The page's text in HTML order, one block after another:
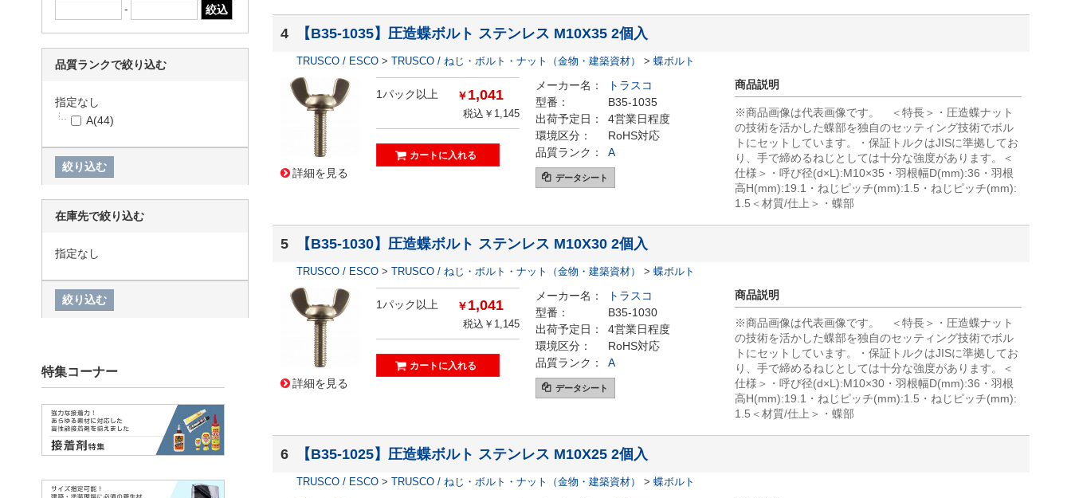
4 【B35-1035】圧造蝶ボルト ステンレス M10X35 2個入
TRUSCO / ESCO > TRUSCO / ねじ・ボルト・ナット（金物・建築資材） > 蝶ボルト
詳細を見る
1パック以上 ￥1,041
税込￥1,145
メーカー名：
トラスコ
型番：
B35-1035
出荷予定日：
4営業日程度
環境区分：
RoHS対応
品質ランク：
A
データシート
商品説明
※商品画像は代表画像です。 ＜特長＞・圧造蝶ナット
の技術を活かした蝶部を独自のセッティング技術でボル
トにセットしています。・保証トルクはJISに準拠してお
り、手で締めるねじとしては十分な強度があります。＜
仕様＞・呼び径(d×L):M10×35・羽根幅D(mm):36・羽根
高H(mm):19.1・ねじピッチ(mm):1.5・ねじピッチ(mm):
1.5＜材質/仕上＞・蝶部
5 【B35-1030】圧造蝶ボルト ステンレス M10X30 2個入
TRUSCO / ESCO > TRUSCO / ねじ・ボルト・ナット（金物・建築資材） > 蝶ボルト
詳細を見る
1パック以上 ￥1,041
税込￥1,145
メーカー名：
トラスコ
型番：
B35-1030
出荷予定日：
4営業日程度
環境区分：
RoHS対応
品質ランク：
A
データシート
商品説明
※商品画像は代表画像です。 ＜特長＞・圧造蝶ナット
の技術を活かした蝶部を独自のセッティング技術でボル
トにセットしています。・保証トルクはJISに準拠してお
り、手で締めるねじとしては十分な強度があります。＜
仕様＞・呼び径(d×L):M10×30・羽根幅D(mm):36・羽根
高H(mm):19.1・ねじピッチ(mm):1.5・ねじピッチ(mm):
1.5＜材質/仕上＞・蝶部
6 【B35-1025】圧造蝶ボルト ステンレス M10X25 2個入
TRUSCO / ESCO > TRUSCO / ねじ・ボルト・ナット（金物・建築資材） > 蝶ボルト
-
品質ランクで絞り込む
指定なし
A(44)
在庫先で絞り込む
指定なし